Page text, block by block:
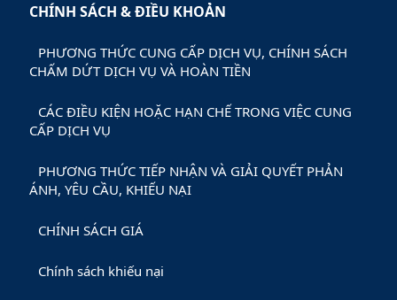
CHÍNH SÁCH & ĐIỀU KHOẢN
PHƯƠNG THỨC CUNG CẤP DỊCH VỤ, CHÍNH SÁCH
CHẤM DỨT DỊCH VỤ VÀ HOÀN TIỀN
CÁC ĐIỀU KIỆN HOẶC HẠN CHẾ TRONG VIỆC CUNG
CẤP DỊCH VỤ
PHƯƠNG THỨC TIẾP NHẬN VÀ GIẢI QUYẾT PHẢN
ÁNH, YÊU CẦU, KHIẾU NẠI
CHÍNH SÁCH GIÁ
Chính sách khiếu nại